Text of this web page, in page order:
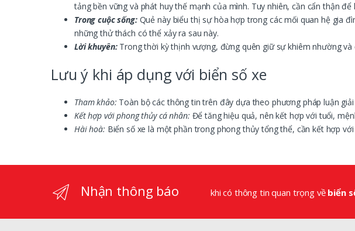
tảng bền vững và phát huy thế mạnh của mình. Tuy nhiên, cần cẩn thận
Trong cuộc sống:Quẻ này biểu thị sự hòa hợp trong các mối quan hệ gia
những thử thách có thể xảy ra sau này.
Lời khuyên:Trong thời kỳ thịnh vượng, đừng quên giữ sự khiêm nhường
Lưu ý khi áp dụng với biển số xe
Tham khảo: Toàn bộ các thông tin trên đây dựa theo phương pháp luận
Kết hợp với phong thủy cá nhân: Để tăng hiệu quả, nên kết hợp với tuổi,
Hài hoà: Biển số xe là một phần trong phong thủy tổng thể, cần kết hợp
Nhận thông báo khi có thông tin quan trọng về biển